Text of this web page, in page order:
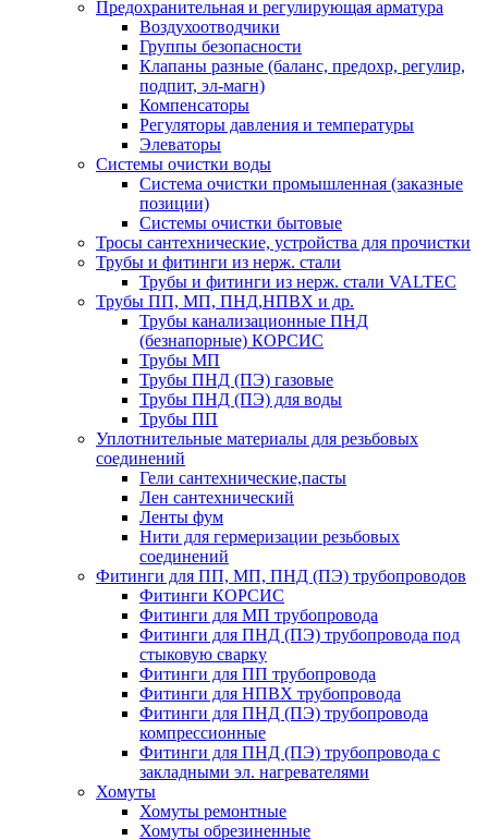
Предохранительная и регулирующая арматура
Воздухоотводчики
Группы безопасности
Клапаны разные (баланс, предохр, регулир,
подпит, эл-магн)
Компенсаторы
Регуляторы давления и температуры
Элеваторы
Системы очистки воды
Система очистки промышленная (заказные
позиции)
Системы очистки бытовые
Тросы сантехнические, устройства для прочистки
Трубы и фитинги из нерж. стали
Трубы и фитинги из нерж. стали VALTEC
Трубы ПП, МП, ПНД,НПВХ и др.
Трубы канализационные ПНД
(безнапорные) КОРСИС
Трубы МП
Трубы ПНД (ПЭ) газовые
Трубы ПНД (ПЭ) для воды
Трубы ПП
Уплотнительные материалы для резьбовых
соединений
Гели сантехнические,пасты
Лен сантехнический
Ленты фум
Нити для гермеризации резьбовых
соединений
Фитинги для ПП, МП, ПНД (ПЭ) трубопроводов
Фитинги КОРСИС
Фитинги для МП трубопровода
Фитинги для ПНД (ПЭ) трубопровода под
стыковую сварку
Фитинги для ПП трубопровода
Фитинги для НПВХ трубопровода
Фитинги для ПНД (ПЭ) трубопровода
компрессионные
Фитинги для ПНД (ПЭ) трубопровода с
закладными эл. нагревателями
Хомуты
Хомуты ремонтные
Хомуты обрезиненные